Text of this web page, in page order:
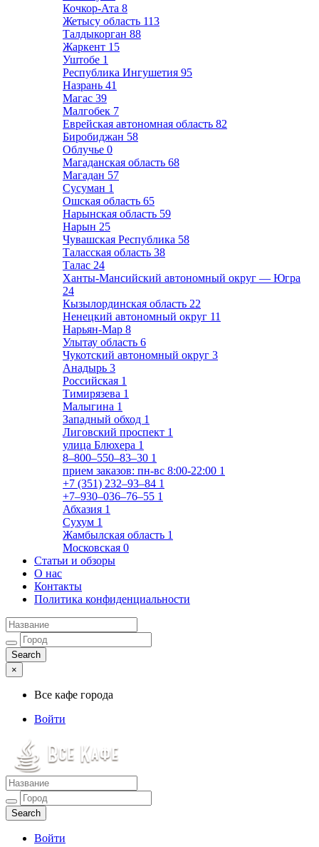
Кочкор-Ата 8
Жетысу область 113
Талдыкорган 88
Жаркент 15
Уштобе 1
Республика Ингушетия 95
Назрань 41
Магас 39
Малгобек 7
Еврейская автономная область 82
Биробиджан 58
Облучье 0
Магаданская область 68
Магадан 57
Сусуман 1
Ошская область 65
Нарынская область 59
Нарын 25
Чувашская Республика 58
Таласская область 38
Талас 24
Ханты-Мансийский автономный округ — Югра
24
Кызылординская область 22
Ненецкий автономный округ 11
Нарьян-Мар 8
Улытау область 6
Чукотский автономный округ 3
Анадырь 3
Российская 1
Тимирязева 1
Малыгина 1
Западный обход 1
Лиговский проспект 1
улица Блюхера 1
8‒800‒550‒83‒30 1
прием заказов: пн-вс 8:00-22:00 1
+7 (351) 232‒93‒84 1
+7‒930‒036‒76‒55 1
Абхазия 1
Сухум 1
Жамбылская область 1
Московская 0
Статьи и обзоры
О нас
Контакты
Политика конфиденциальности
×
Все кафе города
Войти
Все кафе города
Каталог хороших кафе
Войти